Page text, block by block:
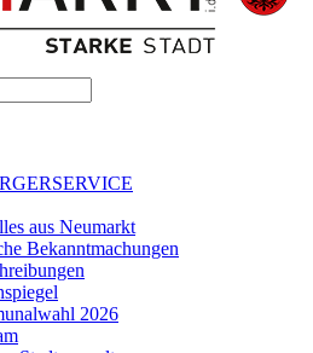
aus Neumarkt
Bekanntmachungen
2026